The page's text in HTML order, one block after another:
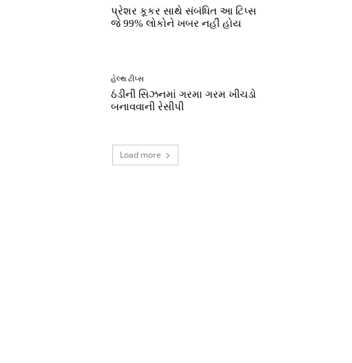
પ્રેશર કૂકર સાથે સંબંધિત આ ટિપ્સ
જે 99% લોકોને ખબર નહીં હોય
હેલ્થ ટીપ્સ
ઠંડીની સિઝનમાં ગરમા ગરમ ખીચડો
બનાવવાની રેસીપી
Load more